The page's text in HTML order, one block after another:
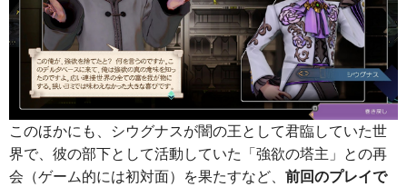
このほかにも、シウグナスが闇の王として君臨していた世
界で、彼の部下として活動していた「強欲の塔主」との再
会（ゲーム的には初対面）を果たすなど、 前回のプレイで